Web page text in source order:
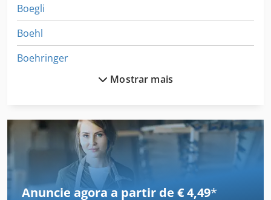
Boegli
Boehl
Boehringer
Bohm Kruse
Mostrar mais
Anuncie agora a partir de € 4,49*